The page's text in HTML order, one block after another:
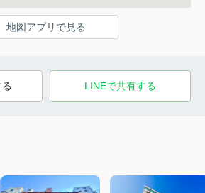
地図アプリで見る
LINEで共有する